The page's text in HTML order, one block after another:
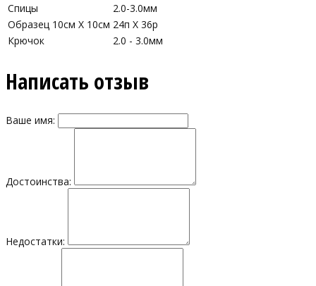
Спицы
2.0-3.0мм
Образец 10см Х 10см 24п X 36р
Крючок
2.0 - 3.0мм
Написать отзыв
Ваше имя:
Достоинства:
Недостатки: